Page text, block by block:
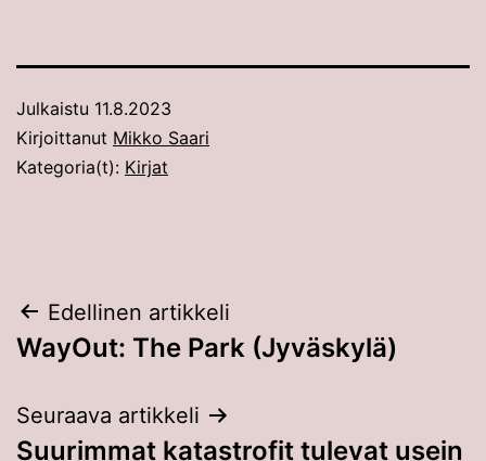
Julkaistu 11.8.2023
Kirjoittanut Mikko Saari
Kategoria(t): Kirjat
Artikkelien
selaus
Edellinen artikkeli
WayOut: The Park (Jyväskylä)
Seuraava artikkeli
Suurimmat katastrofit tulevat usein